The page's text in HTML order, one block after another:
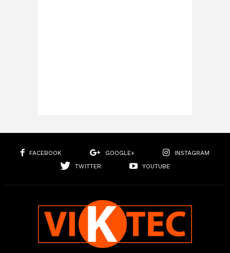
FACEBOOK GOOGLE+
INSTAGRAM
TWITTER
YOUTUBE